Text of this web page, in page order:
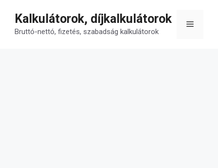
tartalomba
Kalkulátorok, díjkalkulátorok
Bruttó-nettó, fizetés, szabadság kalkulátorok
Menü